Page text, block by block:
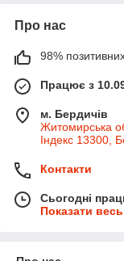
Про нас
98% позитивних
Працює з
м. Бердичів
Житомирська
Індекс 13300,
Контакти
Сьогодні
Показати